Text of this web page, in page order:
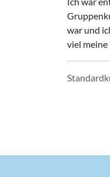
war und
viel meine